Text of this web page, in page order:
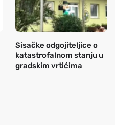
Sisačke odgojiteljice o
katastrofalnom stanju u
gradskim vrtićima